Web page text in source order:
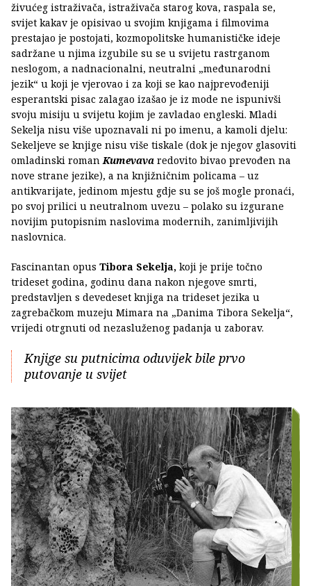
živućeg istraživača, istraživača starog kova, raspala se,
svijet kakav je opisivao u svojim knjigama i filmovima
prestajao je postojati, kozmopolitske humanističke ideje
sadržane u njima izgubile su se u svijetu rastrganom
neslogom, a nadnacionalni, neutralni „međunarodni
jezik“ u koji je vjerovao i za koji se kao najprevođeniji
esperantski pisac zalagao izašao je iz mode ne ispunivši
svoju misiju u svijetu kojim je zavladao engleski. Mladi
Sekelja nisu više upoznavali ni po imenu, a kamoli djelu:
Sekeljeve se knjige nisu više tiskale (dok je njegov glasoviti
omladinski romanKumevava redovito bivao prevođen na
nove strane jezike), a na knjižničnim policama – uz
antikvarijate, jedinom mjestu gdje su se još mogle pronaći,
po svoj prilici u neutralnom uvezu – polako su izgurane
novijim putopisnim naslovima modernih, zanimljivijih
naslovnica.
Fascinantan opus Tibora Sekelja, koji je prije točno
trideset godina, godinu dana nakon njegove smrti,
predstavljen s devedeset knjiga na trideset jezika u
zagrebačkom muzeju Mimara na „Danima Tibora Sekelja“,
vrijedi otrgnuti od nezasluženog padanja u zaborav.
Knjige su putnicima oduvijek bile prvo
putovanje u svijet